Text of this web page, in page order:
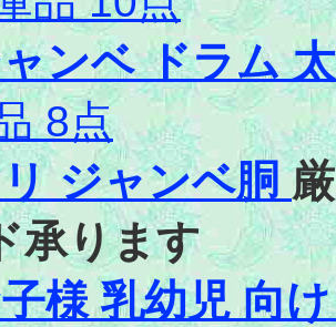
ンベ ドラム
8点
ジャンベ胴
承ります
様 乳幼児 向